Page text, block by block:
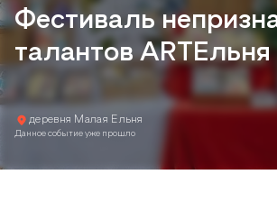
Фестиваль
талантов ARTЕльня
деревня Малая Ельня
Данное событие уже прошло